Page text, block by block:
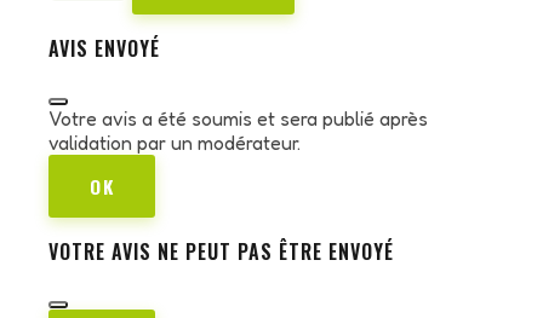
AVIS ENVOYÉ
Votre avis a été soumis et sera publié après
validation par un modérateur.
OK
VOTRE AVIS NE PEUT PAS ÊTRE ENVOYÉ